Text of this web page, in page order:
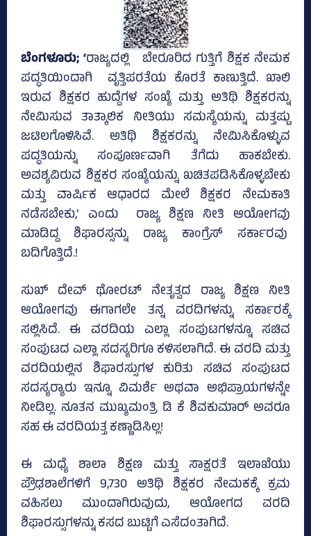
ಬೆಂಗಳೂರು; ‘ರಾಜ್ಯದಲ್ಲಿ ಬೇರೂರಿದ ಗುತ್ತಿಗೆ ಶಿಕ್ಷಕ ನೇಮಕ
ಪದ್ಧತಿಯಿಂದಾಗಿ ವೃತ್ತಿಪರತೆಯ ಕೊರತೆ ಕಾಣುತ್ತಿದೆ. ಖಾಲಿ
ಇರುವ ಶಿಕ್ಷಕರ ಹುದ್ದೆಗಳ ಸಂಖ್ಯೆ ಮತ್ತು ಅತಿಥಿ ಶಿಕ್ಷಕರನ್ನು
ನೇಮಿಸುವ ತಾತ್ಕಾಲಿಕ ನೀತಿಯು ಸಮಸ್ಯೆಯನ್ನು ಮತ್ತಷ್ಟು
ಜಟಿಲಗೊಳಿಸಿವೆ. ಅತಿಥಿ ಶಿಕ್ಷಕರನ್ನು ನೇಮಿಸಿಕೊಳ್ಳುವ
ಪದ್ಧತಿಯನ್ನು ಸಂಪೂರ್ಣವಾಗಿ ತೆಗೆದು ಹಾಕಬೇಕು.
ಅವಶ್ಯವಿರುವ ಶಿಕ್ಷಕರ ಸಂಖ್ಯೆಯನ್ನು ಖಚಿತಪಡಿಸಿಕೊಳ್ಳಬೇಕು
ಮತ್ತು ವಾರ್ಷಿಕ ಆಧಾರದ ಮೇಲೆ ಶಿಕ್ಷಕರ ನೇಮಕಾತಿ
ನಡೆಸಬೇಕು,’ ಎಂದು ರಾಜ್ಯ ಶಿಕ್ಷಣ ನೀತಿ ಆಯೋಗವು
ಮಾಡಿದ್ದ ಶಿಫಾರಸ್ಸನ್ನು ರಾಜ್ಯ ಕಾಂಗ್ರೆಸ್‌ ಸರ್ಕಾರವು
ಬದಿಗೊತ್ತಿದೆ.!
ಸುಖ್‌ ದೇವ್ ಥೋರಟ್ ನೇತೃತ್ವದ ರಾಜ್ಯ ಶಿಕ್ಷಣ ನೀತಿ
ಆಯೋಗವು ಈಗಾಗಲೇ ತನ್ನ ವರದಿಗಳನ್ನು ಸರ್ಕಾರಕ್ಕೆ
ಸಲ್ಲಿಸಿದೆ. ಈ ವರದಿಯ ಎಲ್ಲಾ ಸಂಪುಟಗಳನ್ನೂ ಸಚಿವ
ಸಂಪುಟದ ಎಲ್ಲಾ ಸದಸ್ಯರಿಗೂ ಕಳಿಸಲಾಗಿದೆ. ಈ ವರದಿ ಮತ್ತು
ವರದಿಯಲ್ಲಿನ ಶಿಫಾರಸ್ಸುಗಳ ಕುರಿತು ಸಚಿವ ಸಂಪುಟದ
ಸದಸ್ಯರ್‍ಯಾರು ಇನ್ನೂ ವಿಮರ್ಶೆ ಅಥವಾ ಅಭಿಪ್ರಾಯಗಳನ್ನೇ
ನೀಡಿಲ್ಲ. ನೂತನ ಮುಖ್ಯಮಂತ್ರಿ ಡಿ ಕೆ ಶಿವಕುಮಾರ್ ಅವರೂ
ಸಹ ಈ ವರದಿಯತ್ತ ಕಣ್ಣಾಡಿಸಿಲ್ಲ!
ಈ ಮಧ್ಯೆ ಶಾಲಾ ಶಿಕ್ಷಣ ಮತ್ತು ಸಾಕ್ಷರತೆ ಇಲಾಖೆಯು
ಪ್ರೌಢಶಾಲೆಗಳಿಗೆ 9,730 ಅತಿಥಿ ಶಿಕ್ಷಕರ ನೇಮಕಕ್ಕೆ ಕ್ರಮ
ವಹಿಸಲು ಮುಂದಾಗಿರುವುದು, ಆಯೋಗದ ವರದಿ
ಶಿಫಾರಸ್ಸುಗಳನ್ನು ಕಸದ ಬುಟ್ಟಿಗೆ ಎಸೆದಂತಾಗಿದೆ.